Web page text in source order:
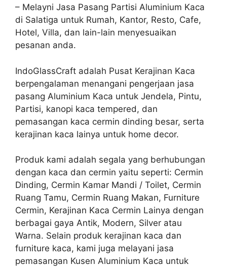
– Melayni Jasa Pasang Partisi Aluminium Kaca
di Salatiga untuk Rumah, Kantor, Resto, Cafe,
Hotel, Villa, dan lain-lain menyesuaikan
pesanan anda.
IndoGlassCraft adalah Pusat Kerajinan Kaca
berpengalaman menangani pengerjaan jasa
pasang Aluminium Kaca untuk Jendela, Pintu,
Partisi, kanopi kaca tempered, dan
pemasangan kaca cermin dinding besar, serta
kerajinan kaca lainya untuk home decor.
Produk kami adalah segala yang berhubungan
dengan kaca dan cermin yaitu seperti: Cermin
Dinding, Cermin Kamar Mandi / Toilet, Cermin
Ruang Tamu, Cermin Ruang Makan, Furniture
Cermin, Kerajinan Kaca Cermin Lainya dengan
berbagai gaya Antik, Modern, Silver atau
Warna. Selain produk kerajinan kaca dan
furniture kaca, kami juga melayani jasa
pemasangan Kusen Aluminium Kaca untuk